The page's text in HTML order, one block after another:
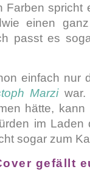
Farben spricht
einen
passt es
einfach nur
Marziwar.
hätte,
im Laden
sogar zum
gefällt